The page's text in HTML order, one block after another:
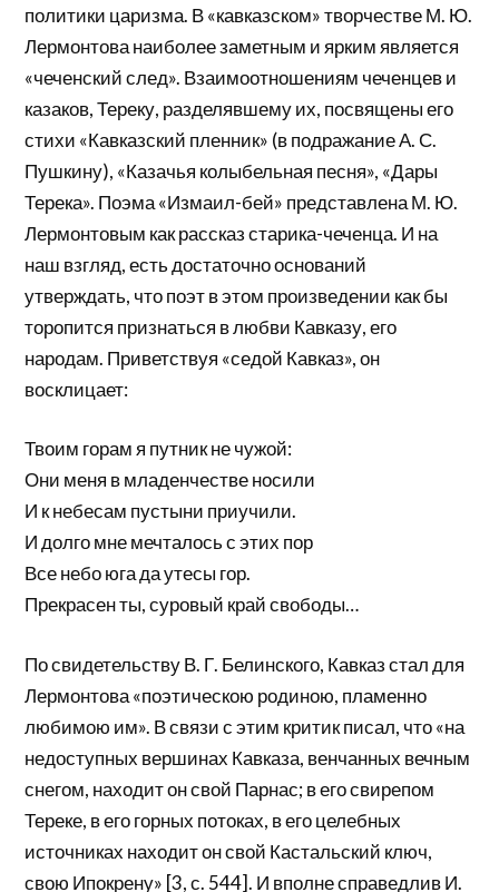
политики царизма. В «кавказском» творчестве М. Ю.
Лермонтова наиболее заметным и ярким является
«чеченский след». Взаимоотношениям чеченцев и
казаков, Тереку, разделявшему их, посвящены его
стихи «Кавказский пленник» (в подражание А. С.
Пушкину), «Казачья колыбельная песня», «Дары
Терека». Поэма «Измаил-бей» представлена М. Ю.
Лермонтовым как рассказ старика-чеченца. И на
наш взгляд, есть достаточно оснований
утверждать, что поэт в этом произведении как бы
торопится признаться в любви Кавказу, его
народам. Приветствуя «седой Кавказ», он
восклицает:
Твоим горам я путник не чужой:
Они меня в младенчестве носили
И к небесам пустыни приучили.
И долго мне мечталось с этих пор
Все небо юга да утесы гор.
Прекрасен ты, суровый край свободы…
По свидетельству В. Г. Белинского, Кавказ стал для
Лермонтова «поэтическою родиною, пламенно
любимою им». В связи с этим критик писал, что «на
недоступных вершинах Кавказа, венчанных вечным
снегом, находит он свой Парнас; в его свирепом
Тереке, в его горных потоках, в его целебных
источниках находит он свой Кастальский ключ,
свою Ипокрену» [3, с. 544]. И вполне справедлив И.